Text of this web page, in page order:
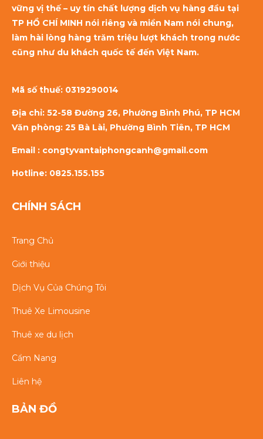
vững vị thế – uy tín chất lượng dịch vụ hàng đầu tại
TP HỒ CHÍ MINH nói riêng và miền Nam nói chung,
làm hài lòng hàng trăm triệu lượt khách trong nước
cũng như du khách quốc tế đến Việt Nam.
Mã số thuế: 0319290014
Địa chỉ: 52-58 Đường 26, Phường Bình Phú, TP HCM
Văn phòng: 25 Bà Lài, Phường Bình Tiên, TP HCM
Email : congtyvantaiphongcanh@gmail.com
Hotline: 0825.155.155
CHÍNH SÁCH
Trang Chủ
Giới thiệu
Dịch Vụ Của Chúng Tôi
Thuê Xe Limousine
Thuê xe du lịch
Cẩm Nang
Liên hệ
BẢN ĐỒ